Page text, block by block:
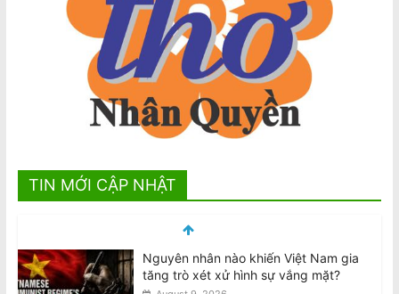
TIN MỚI CẬP NHẬT
Nguyên nhân nào khiến Việt Nam gia
tăng trò xét xử hình sự vắng mặt?
August 9, 2026